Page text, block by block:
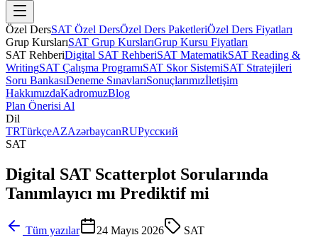
Özel DersSAT Özel DersÖzel Ders PaketleriÖzel Ders Fiyatları
Grup KurslarıSAT Grup KurslarıGrup Kursu Fiyatları
SAT RehberiDigital SAT RehberiSAT MatematikSAT Reading &
WritingSAT Çalışma ProgramıSAT Skor SistemiSAT Stratejileri
Soru BankasıDeneme SınavlarıSonuçlarımızİletişim
HakkımızdaKadromuzBlog
Plan Önerisi Al
Dil
TRTürkçeAZAzərbaycanRUРусский
SAT
Digital SAT Scatterplot Sorularında
Tanımlayıcı mı Prediktif mi
Tüm yazılar 24 Mayıs 2026
SAT